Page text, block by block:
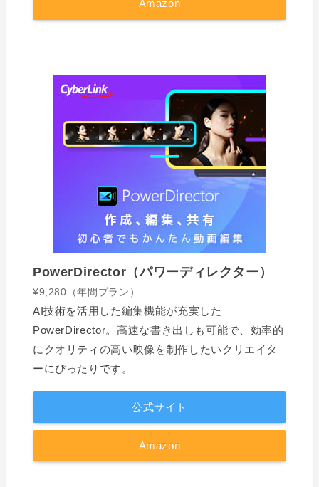
Amazon
PowerDirector（パワーディレクター）
¥9,280（年間プラン）
AI技術を活用した編集機能が充実した
PowerDirector。高速な書き出しも可能で、効率的
にクオリティの高い映像を制作したいクリエイタ
ーにぴったりです。
公式サイト
Amazon